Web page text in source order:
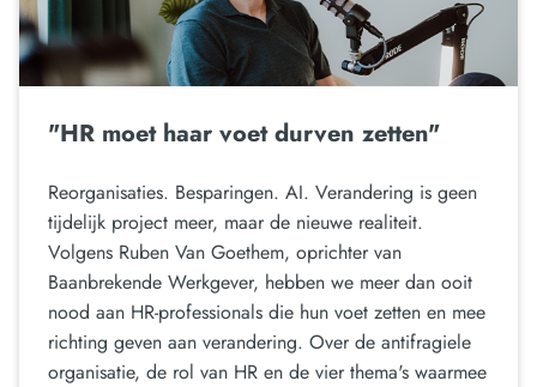
"HR moet haar voet durven zetten"
Reorganisaties. Besparingen. AI. Verandering is geen
tijdelijk project meer, maar de nieuwe realiteit.
Volgens Ruben Van Goethem, oprichter van
Baanbrekende Werkgever, hebben we meer dan ooit
nood aan HR-professionals die hun voet zetten en mee
richting geven aan verandering. Over de antifragiele
organisatie, de rol van HR en de vier thema's waarmee